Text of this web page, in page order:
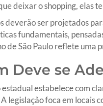
deixar o shopping, elas
deverão ser projetados
fundamentais,
de São Paulo reflete uma
Deve se
estabelece com
legislação foca em locais